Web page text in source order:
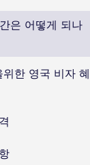
은 어떻게 되나
한 영국 비자 혜